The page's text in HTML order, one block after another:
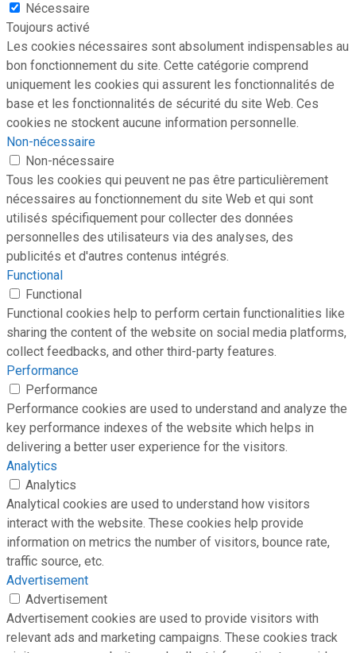
Nécessaire
Toujours activé
Les cookies nécessaires sont absolument indispensables au
bon fonctionnement du site. Cette catégorie comprend
uniquement les cookies qui assurent les fonctionnalités de
base et les fonctionnalités de sécurité du site Web. Ces
cookies ne stockent aucune information personnelle.
Non-nécessaire
Non-nécessaire
Tous les cookies qui peuvent ne pas être particulièrement
nécessaires au fonctionnement du site Web et qui sont
utilisés spécifiquement pour collecter des données
personnelles des utilisateurs via des analyses, des
publicités et d'autres contenus intégrés.
Functional
Functional
Functional cookies help to perform certain functionalities like
sharing the content of the website on social media platforms,
collect feedbacks, and other third-party features.
Performance
Performance
Performance cookies are used to understand and analyze the
key performance indexes of the website which helps in
delivering a better user experience for the visitors.
Analytics
Analytics
Analytical cookies are used to understand how visitors
interact with the website. These cookies help provide
information on metrics the number of visitors, bounce rate,
traffic source, etc.
Advertisement
Advertisement
Advertisement cookies are used to provide visitors with
relevant ads and marketing campaigns. These cookies track